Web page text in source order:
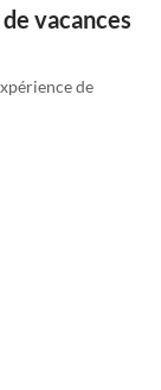
vacances
de